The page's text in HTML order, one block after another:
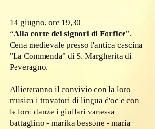
14 giugno, ore 19,30
“Alla corte dei signori di Forfice".
Cena medievale presso l'antica cascina
"La Commenda" di S. Margherita di
Peveragno.
Allieteranno il convivio con la loro
musica i trovatori di lingua d'oc e con
le loro danze i giullari vanessa
battaglino - marika bessone - maria